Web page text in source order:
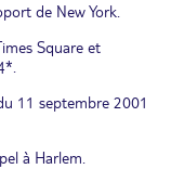
de New York.
Square et
11 septembre 2001
à Harlem.